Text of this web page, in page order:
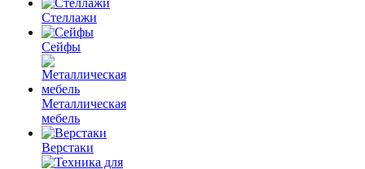
Стеллажи
Сейфы
Металлическая
мебель
Верстаки